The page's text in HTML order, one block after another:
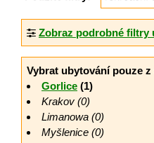
Zobraz podrobné filtry
Vybrat ubytování pouze z
Gorlice (1)
Krakov (0)
Limanowa (0)
Myšlenice (0)